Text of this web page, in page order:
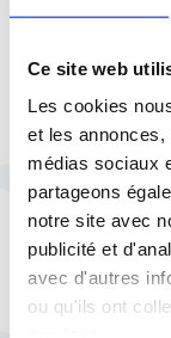
Ce site web
Les cookies
et les
médias sociaux
partageons
notre site avec
publicité et
avec d'autres
ou qu'ils ont
vulnérable..
Un «
pour
exiger la
enquête
des
de
sans que